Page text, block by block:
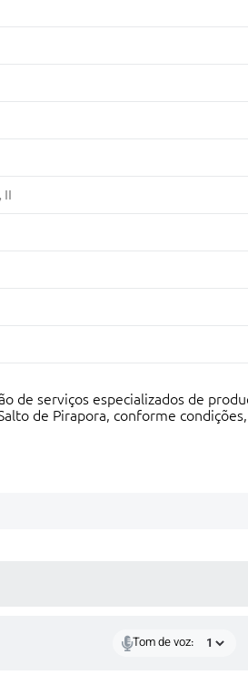
II
serviços especializados de
de Pirapora, conforme
Tom de voz: